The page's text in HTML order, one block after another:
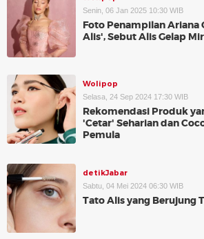
Senin, 06 Jan 2025 10:30 WIB
Foto Penampilan Ariana
Alis', Sebut Alis Gelap
Wolipop
Selasa, 24 Sep 2024 17:30 WIB
Rekomendasi Produk
'Cetar' Seharian dan
Pemula
detikJabar
Sabtu, 04 Mei 2024 06:30 WIB
Tato Alis yang Berujung